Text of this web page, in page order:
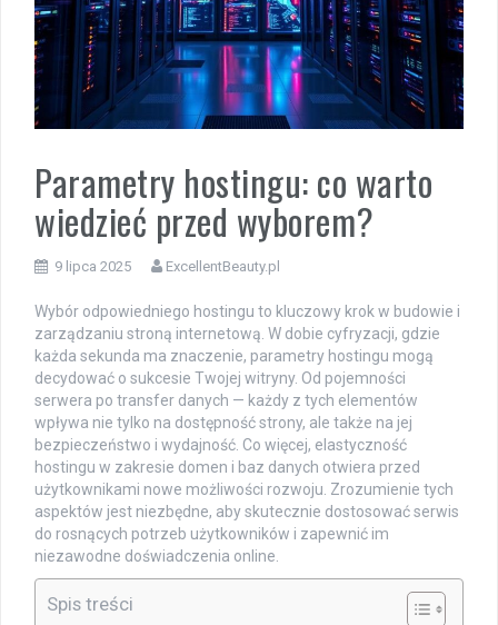
Parametry hostingu: co warto
wiedzieć przed wyborem?
9 lipca 2025 ExcellentBeauty.pl
Wybór odpowiedniego hostingu to kluczowy krok w budowie i
zarządzaniu stroną internetową. W dobie cyfryzacji, gdzie
każda sekunda ma znaczenie, parametry hostingu mogą
decydować o sukcesie Twojej witryny. Od pojemności
serwera po transfer danych — każdy z tych elementów
wpływa nie tylko na dostępność strony, ale także na jej
bezpieczeństwo i wydajność. Co więcej, elastyczność
hostingu w zakresie domen i baz danych otwiera przed
użytkownikami nowe możliwości rozwoju. Zrozumienie tych
aspektów jest niezbędne, aby skutecznie dostosować serwis
do rosnących potrzeb użytkowników i zapewnić im
niezawodne doświadczenia online.
Spis treści